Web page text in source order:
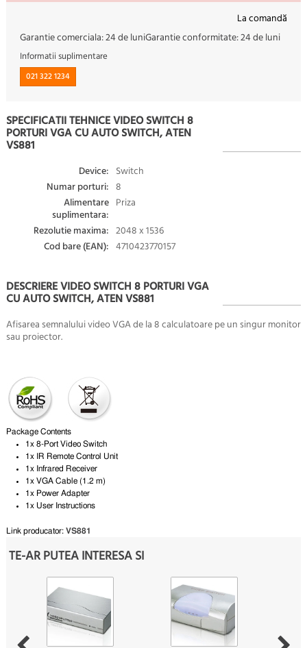
La comandă
Garantie comerciala:24 de luniGarantie conformitate:24 de luni
Informatii suplimentare
021 322 1234
SPECIFICATII TEHNICE VIDEO SWITCH 8
PORTURI VGA CU AUTO SWITCH, ATEN
VS881
Device: Switch
Numar porturi: 8
Alimentare
suplimentara:
Priza
Rezolutie maxima: 2048 x 1536
Cod bare (EAN): 4710423770157
DESCRIERE VIDEO SWITCH 8 PORTURI VGA
CU AUTO SWITCH, ATEN VS881
Afisarea semnalului video VGA de la 8 calculatoare pe un singur monitor
sau proiector.
Package Contents
1x 8-Port Video Switch
1x IR Remote Control Unit
1x Infrared Receiver
1x VGA Cable (1.2 m)
1x Power Adapter
1x User Instructions
Link producator: VS881
TE-AR PUTEA INTERESA SI